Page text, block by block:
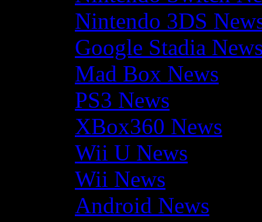
Nintendo 3DS
Google Stadia
Mad Box News
PS3 News
XBox360 News
Wii U News
Wii News
Android News